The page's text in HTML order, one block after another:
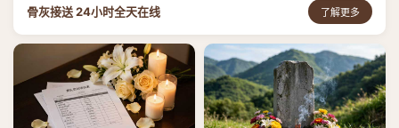
骨灰接送 24小时全天在线 了解更多